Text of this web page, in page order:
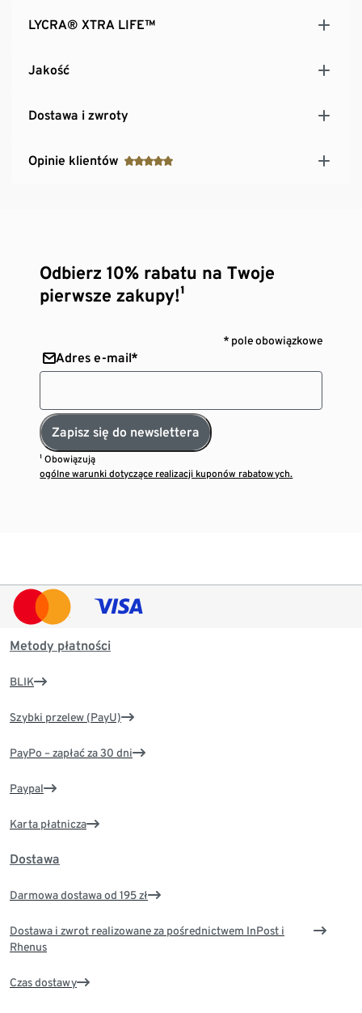
LYCRA® XTRA LIFE™
Jakość
Dostawa i zwroty
Opinie klientów
Odbierz 10% rabatu na Twoje
pierwsze zakupy!¹
* pole obowiązkowe
Adres e-mail*
Zapisz się do newslettera
¹ Obowiązują
ogólne warunki dotyczące realizacji kuponów rabatowych.
Metody płatności
BLIK
Szybki przelew (PayU)
PayPo – zapłać za 30 dni
Paypal
Karta płatnicza
Dostawa
Darmowa dostawa od 195 zł
Dostawa i zwrot realizowane za pośrednictwem InPost i
Rhenus
Czas dostawy